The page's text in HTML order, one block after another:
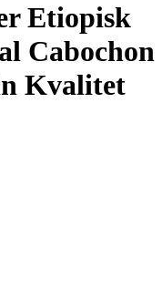
Etiopisk
Cabochon
Kvalitet